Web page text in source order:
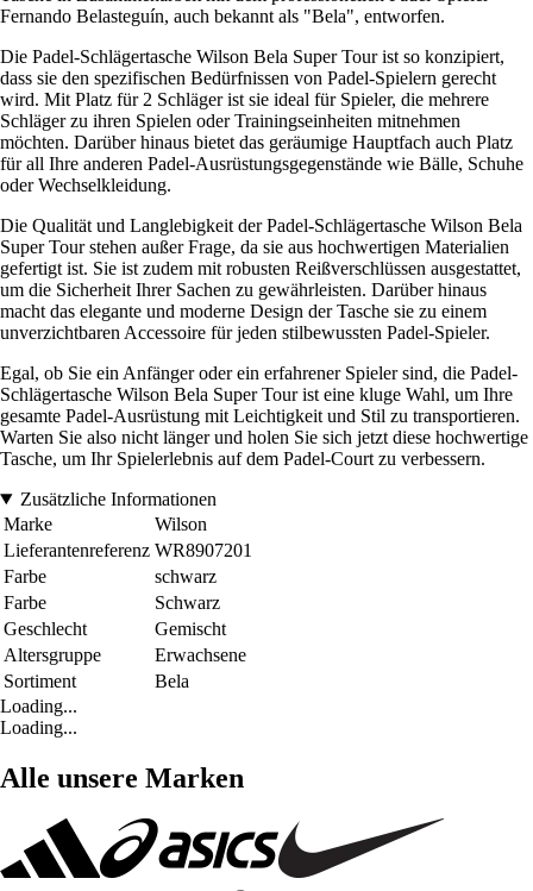
Fernando Belasteguín, auch bekannt als "Bela", entworfen.
Die Padel-Schlägertasche Wilson Bela Super Tour ist so konzipiert,
dass sie den spezifischen Bedürfnissen von Padel-Spielern gerecht
wird. Mit Platz für 2 Schläger ist sie ideal für Spieler, die mehrere
Schläger zu ihren Spielen oder Trainingseinheiten mitnehmen
möchten. Darüber hinaus bietet das geräumige Hauptfach auch Platz
für all Ihre anderen Padel-Ausrüstungsgegenstände wie Bälle, Schuhe
oder Wechselkleidung.
Die Qualität und Langlebigkeit der Padel-Schlägertasche Wilson Bela
Super Tour stehen außer Frage, da sie aus hochwertigen Materialien
gefertigt ist. Sie ist zudem mit robusten Reißverschlüssen ausgestattet,
um die Sicherheit Ihrer Sachen zu gewährleisten. Darüber hinaus
macht das elegante und moderne Design der Tasche sie zu einem
unverzichtbaren Accessoire für jeden stilbewussten Padel-Spieler.
Egal, ob Sie ein Anfänger oder ein erfahrener Spieler sind, die Padel-
Schlägertasche Wilson Bela Super Tour ist eine kluge Wahl, um Ihre
gesamte Padel-Ausrüstung mit Leichtigkeit und Stil zu transportieren.
Warten Sie also nicht länger und holen Sie sich jetzt diese hochwertige
Tasche, um Ihr Spielerlebnis auf dem Padel-Court zu verbessern.
Zusätzliche Informationen
Marke
Wilson
Lieferantenreferenz WR8907201
Farbe
schwarz
Farbe
Schwarz
Geschlecht
Gemischt
Altersgruppe
Erwachsene
Sortiment
Bela
Loading...
Loading...
Alle unsere Marken